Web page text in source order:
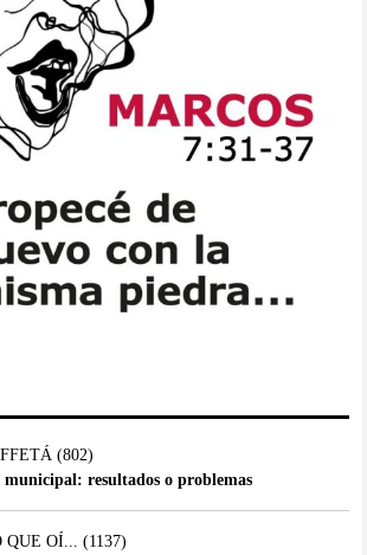
(802)
municipal: resultados o problemas
OÍ...
(1137)